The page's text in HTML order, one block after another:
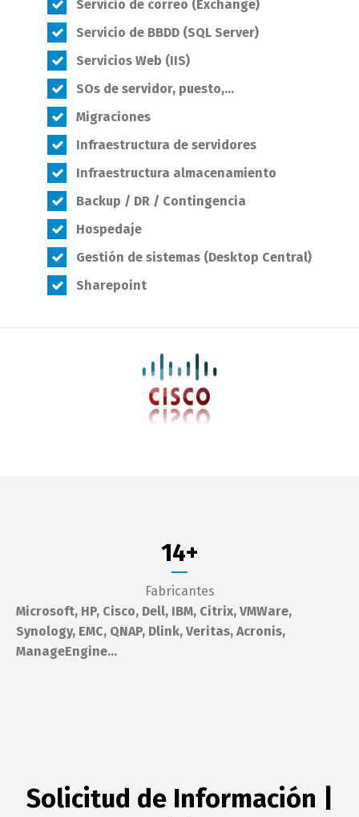
Servicio de correo (Exchange)
Servicio de BBDD (SQL Server)
Servicios Web (IIS)
SOsde servidor, puesto,…
Migraciones
Infraestructura de servidores
Infraestructura almacenamiento
Backup / DR / Contingencia
Hospedaje
Gestión de sistemas (Desktop Central)
Sharepoint
14+
Fabricantes
Microsoft, HP, Cisco, Dell, IBM, Citrix, VMWare,
Synology, EMC, QNAP, Dlink, Veritas, Acronis,
ManageEngine…
Solicitud de Información |